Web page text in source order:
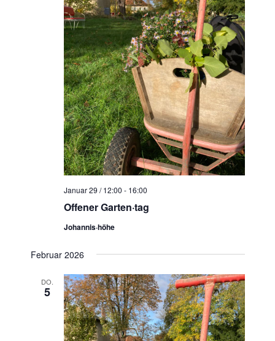
Offener Garten·tag
Januar 29 / 12:00 - 16:00
Johannis·höhe
Februar 2026
DO.
5